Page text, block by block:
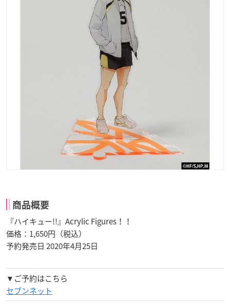
商品概要
『ハイキュー!!』Acrylic Figures！！
価格：1,650円（税込）
予約発売日 2020年4月25日
▼ご予約はこちら
セブンネット